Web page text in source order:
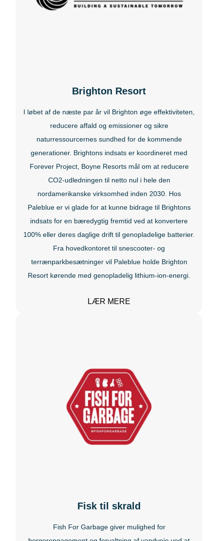
Frankrig
Storbritannien
Schweiz
Brighton Resort
I løbet af de næste par år vil Brighton øge effektiviteten,
reducere affald og emissioner og sikre
naturressourcernes sundhed for de kommende
generationer. Brightons indsats er koordineret med
Forever Project, Boyne Resorts mål om at reducere
CO2-udledningen til netto nul i hele den
nordamerikanske virksomhed inden 2030. Hos
Paleblue er vi glade for at kunne bidrage til Brightons
indsats for en bæredygtig fremtid ved at konvertere
100% eller deres daglige drift til genopladelige batterier.
Fra hovedkontoret til snescooter- og
terrænparkbesætninger vil Paleblue holde Brighton
Resort kørende med genopladelig lithium-ion-energi.
LÆR MERE
Fisk til skrald
Fish For Garbage giver mulighed for